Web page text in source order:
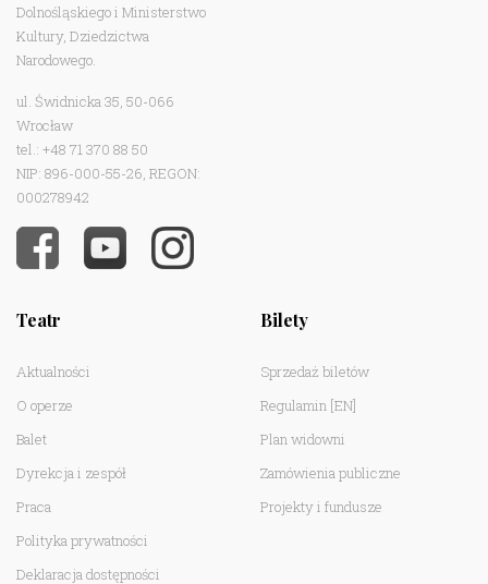
Dolnośląskiego i Ministerstwo
Kultury, Dziedzictwa
Narodowego.
ul. Świdnicka 35, 50-066
Wrocław
tel.: +48 71 370 88 50
NIP: 896-000-55-26, REGON:
000278942
Teatr
Aktualności
O operze
Balet
Dyrekcja i zespół
Praca
Polityka prywatności
Deklaracja dostępności
Bilety
Sprzedaż biletów
Regulamin [EN]
Plan widowni
Zamówienia publiczne
Projekty i fundusze